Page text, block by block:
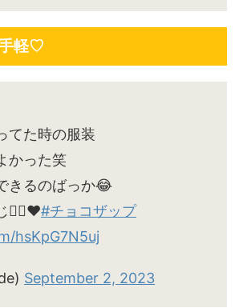
軽♡
てた時の服装
かった笑
きるのばっか😂
🙆‍♀️♥#チョコザップ
hsKpG7N5uj
September 2, 2023